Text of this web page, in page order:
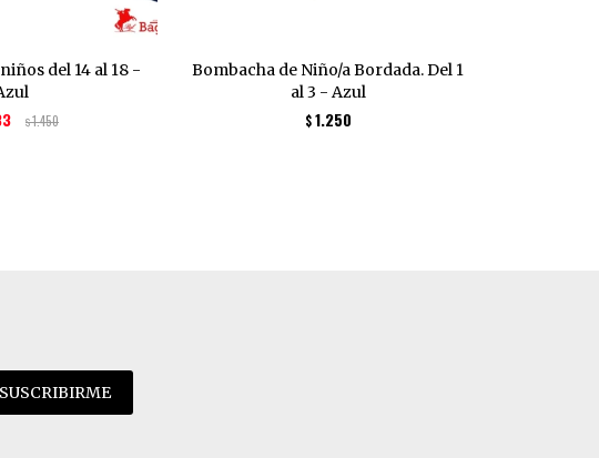
del 14 al 18 -
$1.450
Bombacha de Niño/a Bordada. Del 1
al 3 - Azul
$ 1.250
SUSCRIBIRME